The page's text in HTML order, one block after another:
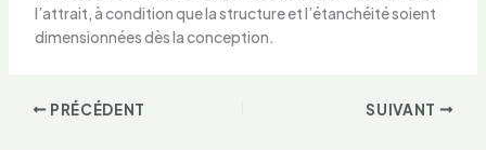
l’attrait, à condition que la structure et l’étanchéité soient
dimensionnées dès la conception.
PRÉCÉDENT SUIVANT